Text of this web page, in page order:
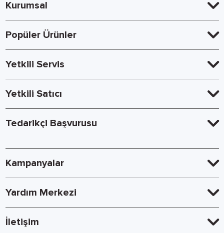
Kurumsal
Popüler Ürünler
Yetkili Servis
Yetkili Satıcı
Tedarikçi Başvurusu
Kampanyalar
Yardım Merkezi
İletişim